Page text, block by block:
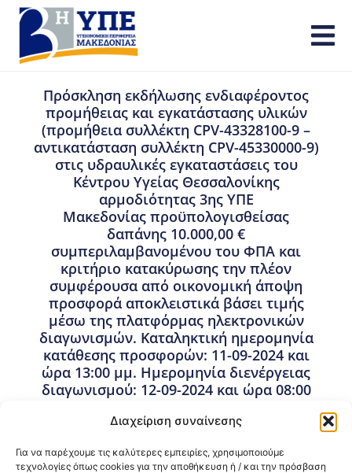
Διαχείριση συναίνεσης
Για να παρέχουμε τις καλύτερες εμπειρίες, χρησιμοποιούμε
τεχνολογίες όπως cookies για την αποθήκευση ή / και την πρόσβαση
Πρόσκληση εκδήλωσης ενδιαφέροντος
προμήθειας και εγκατάστασης υλικών
(προμήθεια συλλέκτη CPV-43328100-9 –
αντικατάσταση συλλέκτη CPV-45330000-9)
στις υδραυλικές εγκαταστάσεις του
Κέντρου Υγείας Θεσσαλονίκης
αρμοδιότητας 3ης ΥΠΕ
Μακεδονίας προϋπολογισθείσας
δαπάνης 10.000,00 €
συμπεριλαμβανομένου του ΦΠΑ και
κριτήριο κατακύρωσης την πλέον
συμφέρουσα από οικονομική άποψη
προσφορά αποκλειστικά βάσει τιμής
μέσω της πλατφόρμας ηλεκτρονικών
διαγωνισμών. Καταληκτική ημερομηνία
κατάθεσης προσφορών: 11-09-2024 και
ώρα 13:00 μμ. Ημερομηνία διενέργειας
διαγωνισμού: 12-09-2024 και ώρα 08:00
Προμήθειες - Συμβάσεις,Προμήθειες 3ης ΥΠΕ